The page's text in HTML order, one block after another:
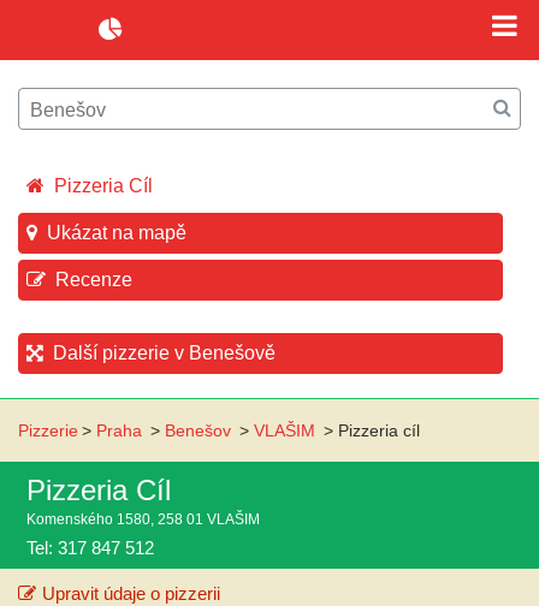
Pizzeria Cíl
Ukázat na mapě
Recenze
Další pizzerie v Benešově
Pizzerie> Praha > Benešov > VLAŠIM > Pizzeria cíl
Pizzeria Cíl
Komenského 1580, 258 01 VLAŠIM
Tel: 317 847 512
Upravit údaje o pizzerii